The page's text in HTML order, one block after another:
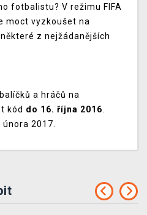
fotbalistu? V režimu FIFA
moct vyzkoušet na
z nejžádanějších
a hráčů na
kód do 16. října 2016.
2017.